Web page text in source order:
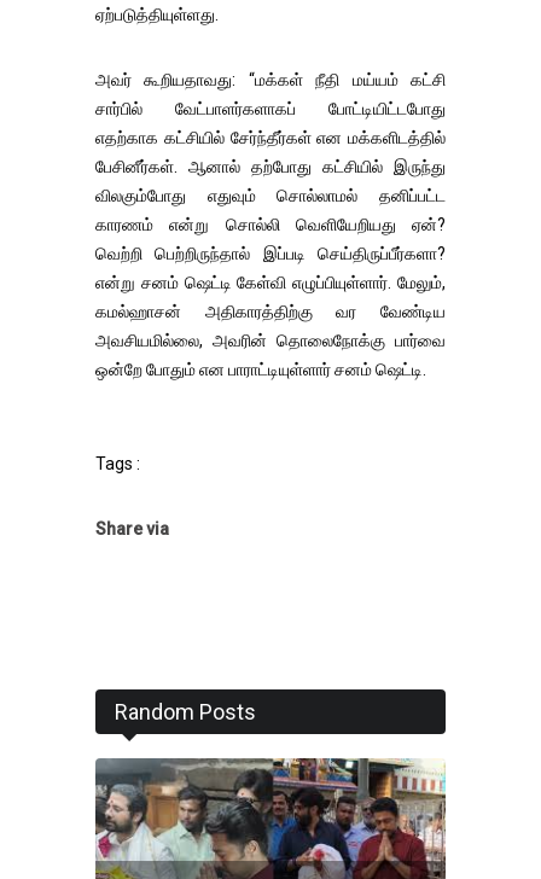
ஏற்படுத்தியுள்ளது.
அவர் கூறியதாவது: “மக்கள் நீதி மய்யம் கட்சி
சார்பில் வேட்பாளர்களாகப் போட்டியிட்டபோது
எதற்காக கட்சியில் சேர்ந்தீர்கள் என மக்களிடத்தில்
பேசினீர்கள். ஆனால் தற்போது கட்சியில் இருந்து
விலகும்போது எதுவும் சொல்லாமல் தனிப்பட்ட
காரணம் என்று சொல்லி வெளியேறியது ஏன்?
வெற்றி பெற்றிருந்தால் இப்படி செய்திருப்பீர்களா?
என்று சனம் ஷெட்டி கேள்வி எழுப்பியுள்ளார். மேலும்,
கமல்ஹாசன் அதிகாரத்திற்கு வர வேண்டிய
அவசியமில்லை, அவரின் தொலைநோக்கு பார்வை
ஒன்றே போதும் என பாராட்டியுள்ளார் சனம் ஷெட்டி.
Tags :
Share via
Random Posts